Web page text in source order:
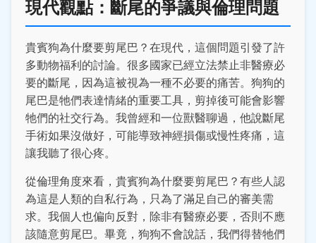
現代觀點：斷尾的爭議與倫理問題
貴賓狗為什麼要剪尾巴？在現代，這個問題引發了許
多動物福利的討論。很多國家已經立法禁止非醫療必
要的斷尾，因為這被視為一種不必要的痛苦。狗狗的
尾巴是牠們表達情緒的重要工具，剪掉後可能會影響
牠們的社交行為。我曾經和一位獸醫聊過，他說斷尾
手術如果沒做好，可能導致神經損傷或慢性疼痛，這
讓我聽了很心疼。
從倫理角度來看，貴賓狗為什麼要剪尾巴？有些人認
為這是人類的自私行為，只為了滿足自己的審美需
求。我個人也偏向反對，除非有醫療必要，否則不應
該隨意剪尾巴。畢竟，狗狗不會說話，我們得替牠們